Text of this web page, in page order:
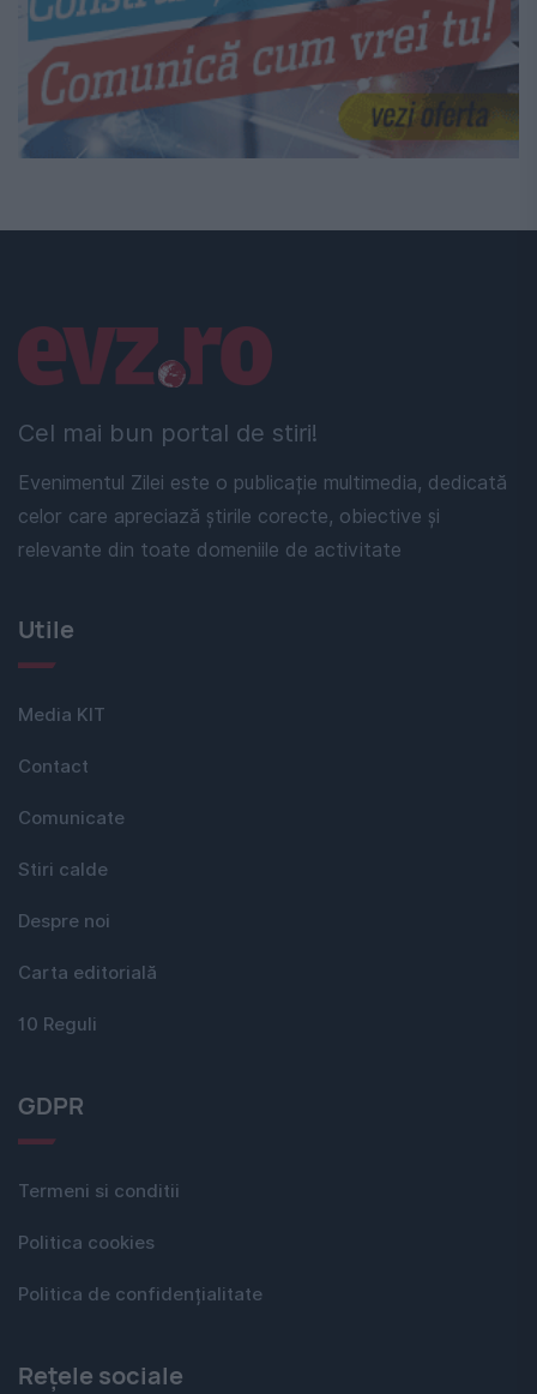
Cel mai bun portal de stiri!
Evenimentul Zilei este o publicație multimedia, dedicată
celor care apreciază știrile corecte, obiective și
relevante din toate domeniile de activitate
Linkuri utile
Utile
Media KIT
Contact
Comunicate
Stiri calde
Despre noi
Carta editorială
10 Reguli
GDPR
Termeni si conditii
Politica cookies
Politica de confidențialitate
Rețele sociale